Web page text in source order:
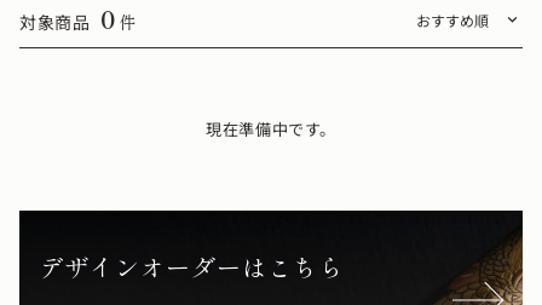
対象商品 0 件
現在準備中です。
デザインオーダーはこちら